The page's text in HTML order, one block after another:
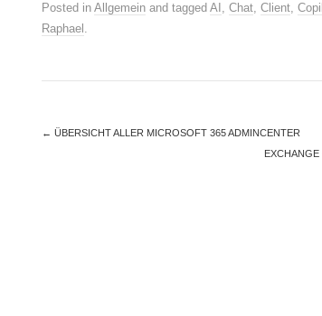
Posted in Allgemein and tagged AI , Chat, Client,
Raphael .
← ÜBERSICHT ALLER MICROSOFT 365 ADMINCENTER